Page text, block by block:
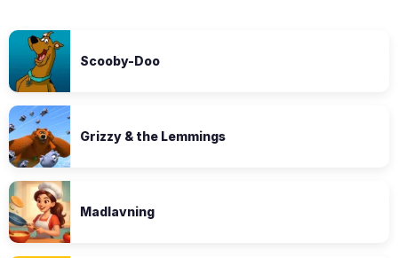
Scooby-Doo
Grizzy & the Lemmings
Madlavning